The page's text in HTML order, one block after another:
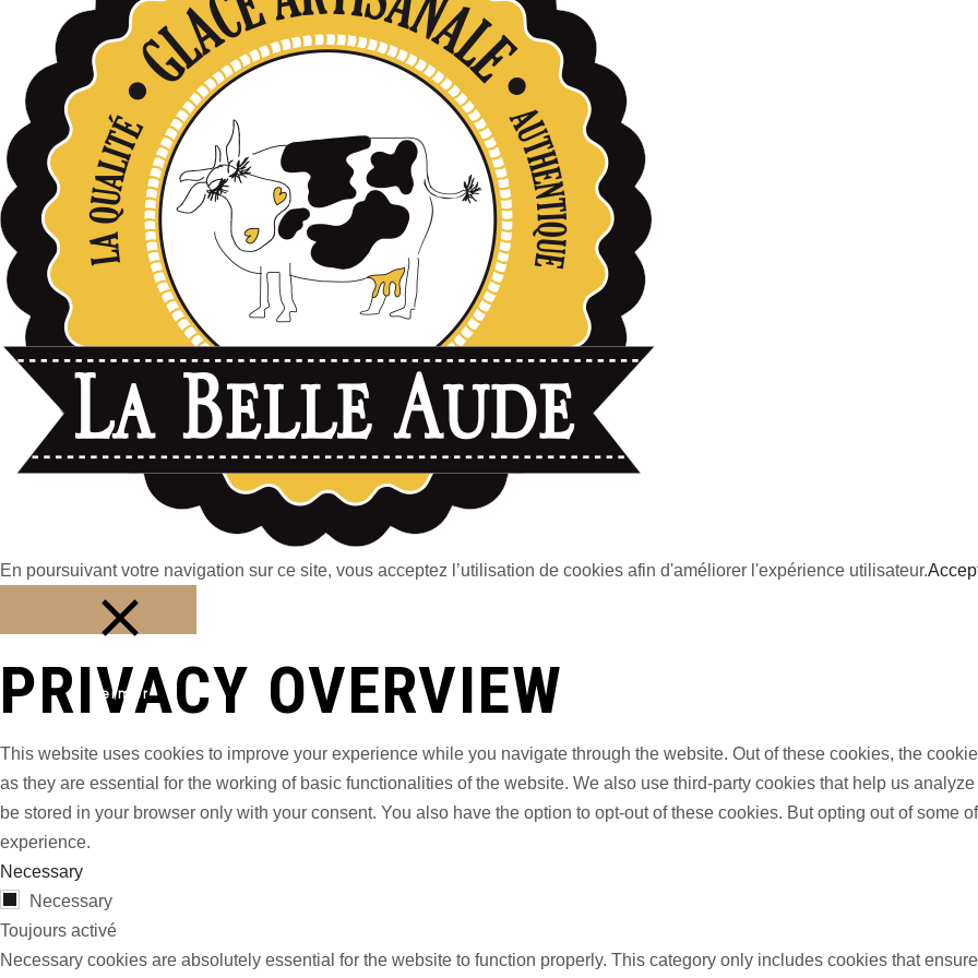
En poursuivant votre navigation sur ce site, vous acceptez l’utilisation de cookies afin d'améliorer l'expérience utilisateur.
Fermer
PRIVACY OVERVIEW
This website uses cookies to improve your experience while you navigate through the website. Out of these cookies, the
as they are essential for the working of basic functionalities of the website. We also use third-party cookies that help us
be stored in your browser only with your consent. You also have the option to opt-out of these cookies. But opting out of some
experience.
Necessary
Necessary
Toujours activé
Necessary cookies are absolutely essential for the website to function properly. This category only includes cookies that